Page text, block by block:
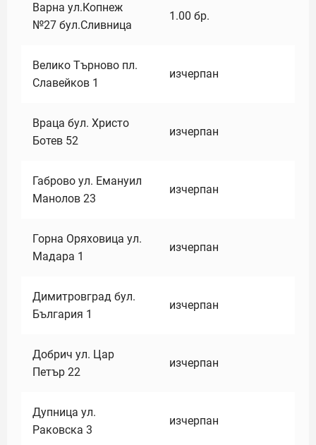
Варна ул.Копнеж
№27 бул.Сливница
1.00 бр.
Велико Търново пл.
Славейков 1
изчерпан
Враца бул. Христо
Ботев 52
изчерпан
Габрово ул. Емануил
Манолов 23
изчерпан
Горна Оряховица ул.
Мадара 1
изчерпан
Димитровград бул.
България 1
изчерпан
Добрич ул. Цар
Петър 22
изчерпан
Дупница ул.
Раковска 3
изчерпан